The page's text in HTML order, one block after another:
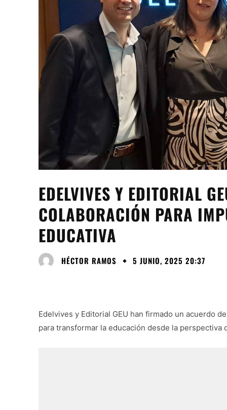
EDELVIVES Y EDITORIAL
COLABORACIÓN PARA
EDUCATIVA
HÉCTOR RAMOS 5 JUNIO, 2025 20:37
Edelvives y Editorial GEU han firmado un acuerdo
para transformar la educación desde la